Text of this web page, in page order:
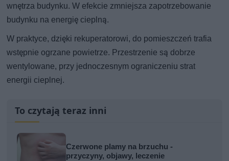
wnętrza budynku. W efekcie zmniejsza zapotrzebowanie
budynku na energię cieplną.
W praktyce, dzięki rekuperatorowi, do pomieszczeń trafia
wstępnie ogrzane powietrze. Przestrzenie są dobrze
wentylowane, przy jednoczesnym ograniczeniu strat
energii cieplnej.
To czytają teraz inni
Czerwone plamy na brzuchu -
przyczyny, objawy, leczenie